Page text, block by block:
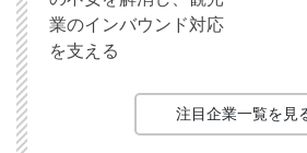
業のインバウンド対応
を支える
注目企業一覧を見